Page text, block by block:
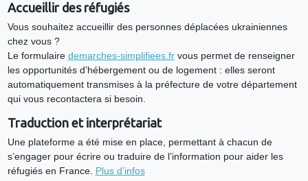
Accueillir des réfugiés
Vous souhaitez accueillir des personnes déplacées ukrainiennes
chez vous ?
Le formulaire demarches-simplifiees.frvous permet de renseigner
les opportunités d’hébergement ou de logement : elles seront
automatiquement transmises à la préfecture de votre département
qui vous recontactera si besoin.
Traduction et interprétariat
Une plateforme a été mise en place, permettant à chacun de
s’engager pour écrire ou traduire de l’information pour aider les
réfugiés en France. Plus d’infos